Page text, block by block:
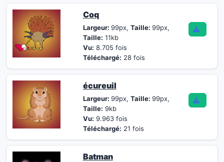
Coq
Largeur: 99px, Taille: 99px,
Taille: 11kb
Vu: 8.705 fois
Téléchargé: 28 fois
écureuil
Largeur: 99px, Taille: 99px,
Taille: 9kb
Vu: 9.963 fois
Téléchargé: 21 fois
Batman